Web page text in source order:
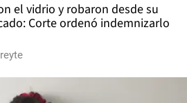
el vidrio y robaron desde su
Corte ordenó indemnizarlo